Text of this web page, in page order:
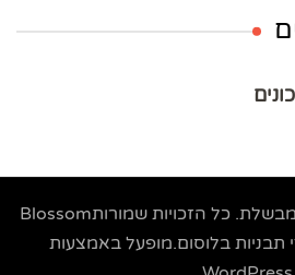
. כל הזכויות שמורותBlossom
תבניות בלוסום.מופעל באמצעות